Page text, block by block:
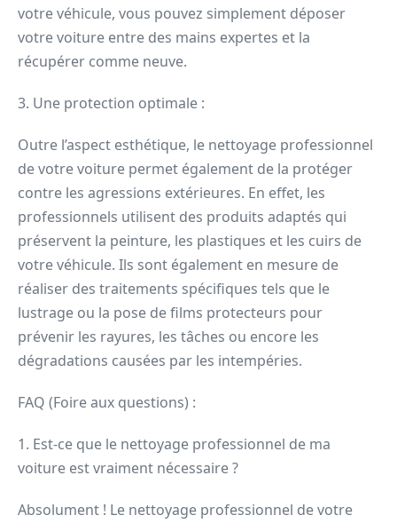
votre véhicule, vous pouvez simplement déposer
votre voiture entre des mains expertes et la
récupérer comme neuve.
3. Une protection optimale :
Outre l’aspect esthétique, le nettoyage professionnel
de votre voiture permet également de la protéger
contre les agressions extérieures. En effet, les
professionnels utilisent des produits adaptés qui
préservent la peinture, les plastiques et les cuirs de
votre véhicule. Ils sont également en mesure de
réaliser des traitements spécifiques tels que le
lustrage ou la pose de films protecteurs pour
prévenir les rayures, les tâches ou encore les
dégradations causées par les intempéries.
FAQ (Foire aux questions) :
1. Est-ce que le nettoyage professionnel de ma
voiture est vraiment nécessaire ?
Absolument ! Le nettoyage professionnel de votre